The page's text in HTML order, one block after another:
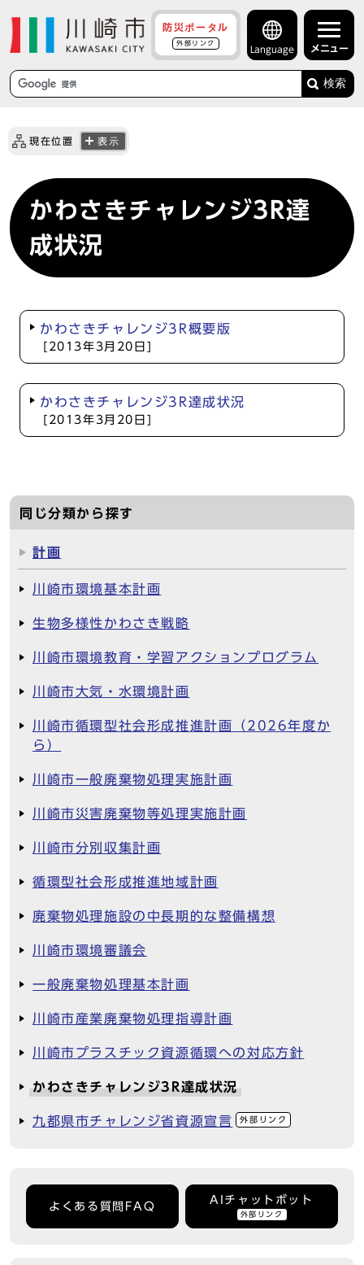
防災ポータル
外部リンク
Language メニュー
検索
現在位置 表示
かわさきチャレンジ3R達
成状況
かわさきチャレンジ3R概要版
[2013年3月20日]
かわさきチャレンジ3R達成状況
[2013年3月20日]
同じ分類から探す
計画
川崎市環境基本計画
生物多様性かわさき戦略
川崎市環境教育・学習アクションプログラム
川崎市大気・水環境計画
川崎市循環型社会形成推進計画（2026年度か
ら）
川崎市一般廃棄物処理実施計画
川崎市災害廃棄物等処理実施計画
川崎市分別収集計画
循環型社会形成推進地域計画
廃棄物処理施設の中長期的な整備構想
川崎市環境審議会
一般廃棄物処理基本計画
川崎市産業廃棄物処理指導計画
川崎市プラスチック資源循環への対応方針
かわさきチャレンジ3R達成状況
九都県市チャレンジ省資源宣言 外部リンク
よくある質問FAQ
AIチャットボット
外部リンク